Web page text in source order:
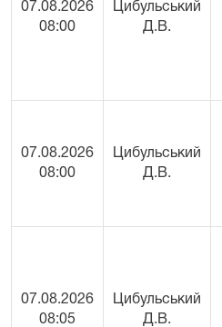
07.08.2026
08:00
Цибульський
Д.В.
07.08.2026
08:00
Цибульський
Д.В.
07.08.2026
08:05
Цибульський
Д.В.